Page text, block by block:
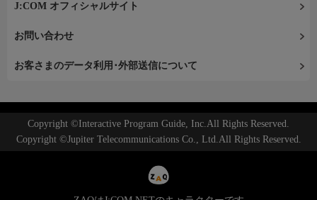
J:COM オフィシャルサイト
お問い合わせ
お客さまのデータ利用･外部送信について
Copyright ©Interactive Program Guide, Inc.All Rights Reserved.
Copyright ©Jupiter Telecommunications Co., Ltd.All Rights Reserved.